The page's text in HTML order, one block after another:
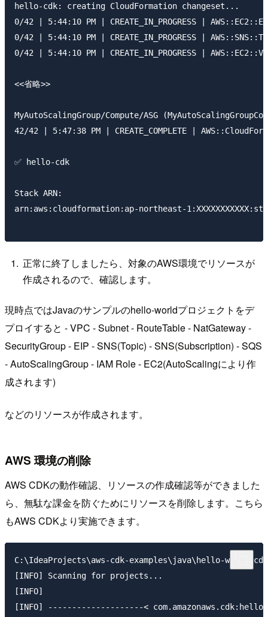
hello-cdk: creating CloudFormation changeset...
0/42 | 5:44:10 PM | CREATE_IN_PROGRESS |
0/42 | 5:44:10 PM | CREATE_IN_PROGRESS |
0/42 | 5:44:10 PM | CREATE_IN_PROGRESS |
<<省略>>
MyAutoScalingGroup/Compute/ASG
42/42 | 5:47:38 PM | CREATE_COMPLETE |
✅ hello-cdk
Stack ARN:
arn:aws:cloudformation:ap-northeast-
正常に終了しましたら、対象のAWS環境でリソースが
作成されるので、確認します。
現時点ではJavaのサンプルのhello-worldプロジェクトをデ
プロイすると - VPC - Subnet - RouteTable - NatGateway -
SecurityGroup - EIP - SNS(Topic) - SNS(Subscription) - SQS
- AutoScalingGroup - IAM Role - EC2(AutoScalingにより作
成されます)
などのリソースが作成されます。
AWS 環境の削除
AWS CDKの動作確認、リソースの作成確認等ができました
ら、無駄な課金を防ぐためにリソースを削除します。こちら
もAWS CDKより実施できます。
C:\IdeaProjects\aws-cdk-examples\java\hello-
[INFO] Scanning for projects...
[INFO]
[INFO] --------------------<